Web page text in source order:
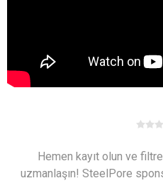
Hemen kayıt olun ve
uzmanlaşın! SteelPore